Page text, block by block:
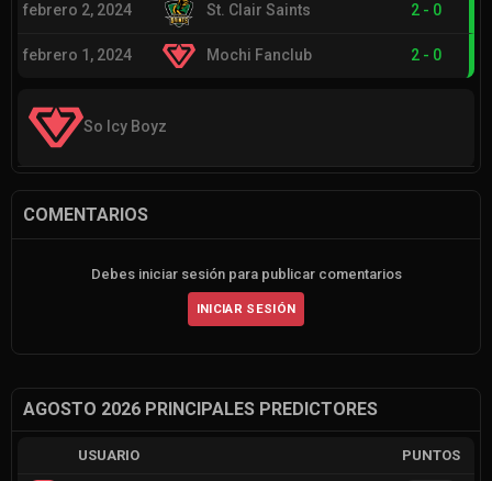
febrero 2, 2024 St. Clair Saints 2 - 0
febrero 1, 2024 Mochi Fanclub 2 - 0
So Icy Boyz
COMENTARIOS
Debes iniciar sesión para publicar comentarios
INICIAR SESIÓN
AGOSTO 2026 PRINCIPALES PREDICTORES
USUARIO PUNTOS